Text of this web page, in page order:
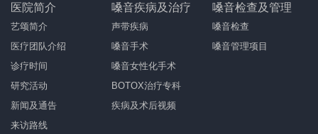
医院简介
艺颂简介
医疗团队介绍
诊疗时间
研究活动
新闻及通告
来访路线
嗓音疾病及治疗
声带疾病
嗓音手术
嗓音女性化手术
BOTOX治疗专科
疾病及术后视频
嗓音检查及管理
嗓音检查
嗓音管理项目